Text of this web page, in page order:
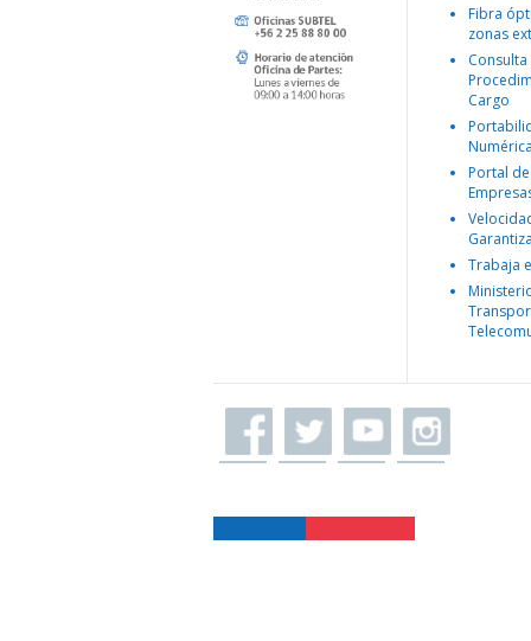
Fibra
zonas
Consulta
Cargo
Portal
Trabaja